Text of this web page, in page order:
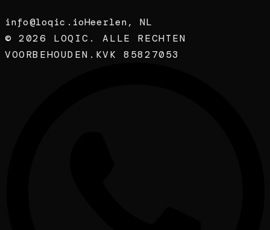
info@loqic.ioHeerlen, NL
©2026
LOQIC. ALLE RECHTEN
VOORBEHOUDEN. KVK 85827053